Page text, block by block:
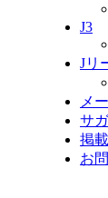
J3
Jリ
メ
サ
掲
お